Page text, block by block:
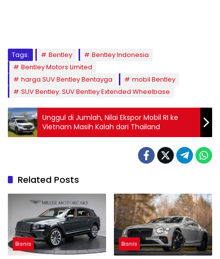
Tags: Bentley
Bentley Indonesia
Bentley Motors Limited
harga SUV Bentley Bentayga
mobil Bentley
SUV Bentley. SUV Bentley Extended Wheelbase
Unggul di Jumlah, Nilai Ekspor Mobil RI ke
Vietnam Masih Kalah dari Thailand
Related Posts
Bisnis Bisnis